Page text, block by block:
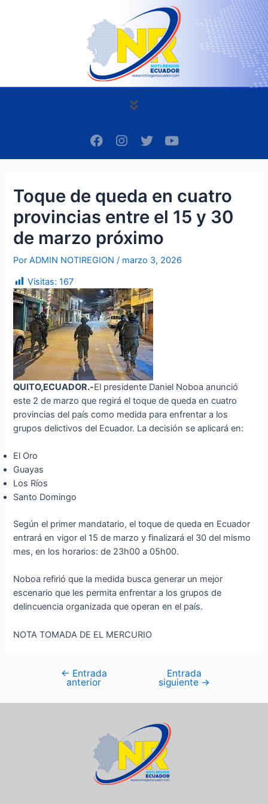
Menú
F
a
c
o
o
k
I
n
s
g
a
m
T
w
i
e
Y
o
u
b
e
Toque de queda en cuatro
provincias entre el 15 y 30
de marzo próximo
PorADMIN NOTIREGION/ marzo 3, 2026
Visitas: 167
QUITO,ECUADOR.-El presidente Daniel Noboa anunció
este 2 de marzo que regirá el toque de queda en cuatro
provincias del país como medida para enfrentar a los
grupos delictivos del Ecuador. La decisión se aplicará en:
El Oro
Guayas
Los Ríos
Santo Domingo
Según el primer mandatario, el toque de queda en Ecuador
entrará en vigor el 15 de marzo y finalizará el 30 del mismo
mes, en los horarios: de 23h00 a 05h00.
Noboa refirió que la medida busca generar un mejor
escenario que les permita enfrentar a los grupos de
delincuencia organizada que operan en el país.
NOTA TOMADA DE EL MERCURIO
← Entrada
anterior
Entrada
siguiente →